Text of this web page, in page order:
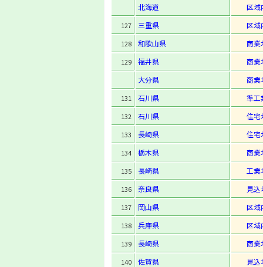
北海道
区域
127 三重県 区域
128 和歌山県 商業
129 福井県
商業
大分県
商業
131 石川県 準工
132 石川県 住宅
133 長崎県 住宅
134 栃木県 商業
135 長崎県 工業
136 奈良県 見込
137 岡山県 区域
138 兵庫県 区域
139 長崎県 商業
140 佐賀県 見込